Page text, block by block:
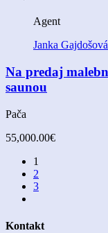
Agent
Janka Gajdošová
Na predaj
saunou
Pača
55,000.00€
1
2
3
Kontakt